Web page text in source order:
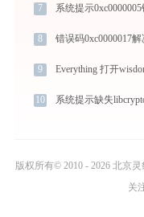
7 系统提示
8 错误码0xc0000017
9 Everything 打开
10 系统提示缺失
版权所有© 2010 - 2026 北京
关